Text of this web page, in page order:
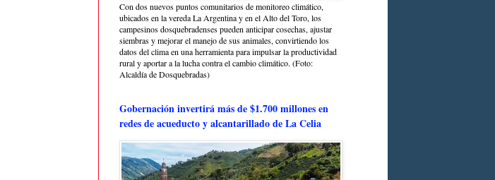
Con dos nuevos puntos comunitarios de monitoreo climático,
ubicados en la vereda La Argentina y en el Alto del Toro, los
campesinos dosquebradenses pueden anticipar cosechas, ajustar
siembras y mejorar el manejo de sus animales, convirtiendo los
datos del clima en una herramienta para impulsar la productividad
rural y aportar a la lucha contra el cambio climático. (Foto:
Alcaldía de Dosquebradas)
Gobernación invertirá más de $1.700 millones en
redes de acueducto y alcantarillado de La Celia